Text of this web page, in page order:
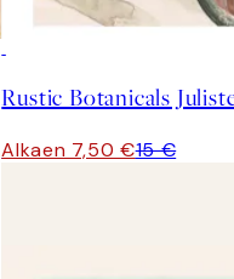
Rustic Botanicals
Alkaen 7,50 €15 €